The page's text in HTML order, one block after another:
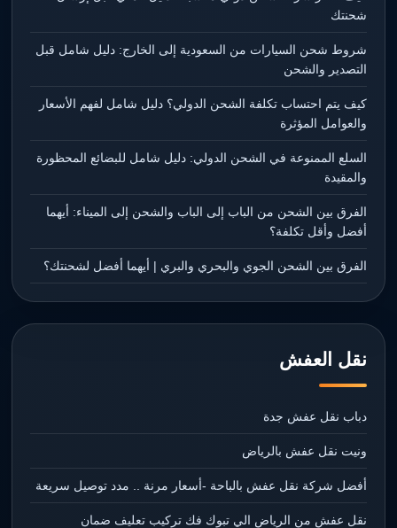
شحنتك
شروط شحن السيارات من السعودية إلى الخارج: دليل شامل قبل
التصدير والشحن
كيف يتم احتساب تكلفة الشحن الدولي؟ دليل شامل لفهم الأسعار
والعوامل المؤثرة
السلع الممنوعة في الشحن الدولي: دليل شامل للبضائع المحظورة
والمقيدة
الفرق بين الشحن من الباب إلى الباب والشحن إلى الميناء: أيهما
أفضل وأقل تكلفة؟
الفرق بين الشحن الجوي والبحري والبري | أيهما أفضل لشحنتك؟
نقل العفش
دباب نقل عفش جدة
ونيت نقل عفش بالرياض
أفضل شركة نقل عفش بالباحة -أسعار مرنة .. مدد توصيل سريعة
نقل عفش من الرياض الي تبوك فك تركيب تعليف ضمان